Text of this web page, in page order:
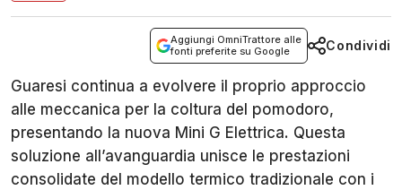
Aggiungi OmniTrattore alle
fonti preferite su Google
Condividi
Guaresi continua a evolvere il proprio approccio
alle meccanica per la coltura del pomodoro,
presentando la nuova Mini G Elettrica. Questa
soluzione all’avanguardia unisce le prestazioni
consolidate del modello termico tradizionale con i